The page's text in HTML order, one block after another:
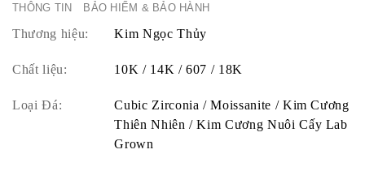
THÔNG TIN BẢO HIỂM & BẢO HÀNH
Thương hiệu: Kim Ngọc Thủy
Chất liệu: 10K / 14K / 607 / 18K
Loại Đá:
Cubic Zirconia / Moissanite / Kim Cương
Thiên Nhiên / Kim Cương Nuôi Cấy Lab
Grown